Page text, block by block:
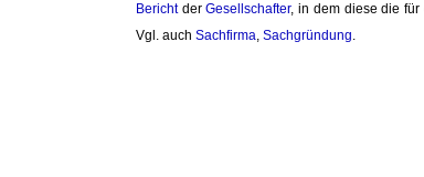
Berichtder Gesellschafter, in dem diese die für
Vgl. auch Sachfirma, Sachgründung.